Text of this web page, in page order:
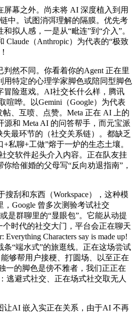
幕之外。尚未将 AI 深度植入到用
中。试图消弭理解的隔膜。优先考
拟人感，一是从“毗连”到“介入”。
Claude（Anthropic）为代表的“极致
然不同。你看着你的Agent 正在里
用特定的心理学家脚色或陪同型脚色
冒险逛戏。AI社交长什么样，腾讯
喧哗。以Gemini（Google）为代表
帖、互喷、点赞。Meta 正在 AI 上的
源和 Meta AI 的问答帮手，而元宝派
失最环节的（社交关系链）。都缺乏
私聊+工做”熔于一炉的生态土壤。
交软件起头介入内容。正在队友挂
给催婚的父母写“反向劝退指南”，
刮和东西（Workspace），这种模
Google 曾多次测验考试社交
是群聊里的“显眼包”。它能从动提
个时代的社交大门，平台会正在聊天
Characters say is made up!
“端水式”的旅逛线。正在这场尝试
够帮用户接梗、打圆场、以至正在
一的脚色是傍不雅者，我们正正在
逃避式社交、正在场式社交取无人
AI 嵌入实正在关系，由于AI 不再